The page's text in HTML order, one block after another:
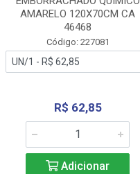
AMARELO 120X70CM CA
46468
Código: 227081
R$ 62,85
Adicionar